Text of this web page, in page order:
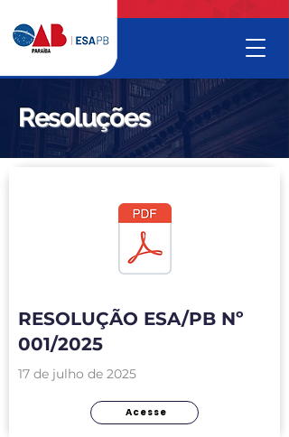
Resoluções
RESOLUÇÃO ESA/PB Nº
001/2025
17 de julho de 2025
Acesse